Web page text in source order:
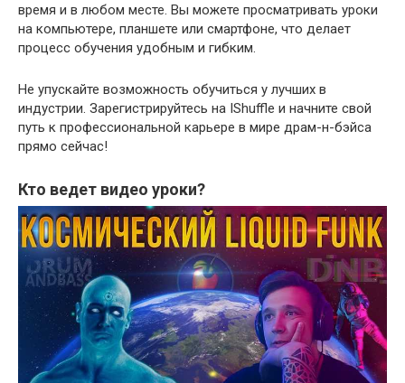
время и в любом месте. Вы можете просматривать уроки
на компьютере, планшете или смартфоне, что делает
процесс обучения удобным и гибким.
Не упускайте возможность обучиться у лучших в
индустрии. Зарегистрируйтесь на IShuffle и начните свой
путь к профессиональной карьере в мире драм-н-бэйса
прямо сейчас!
Кто ведет видео уроки?